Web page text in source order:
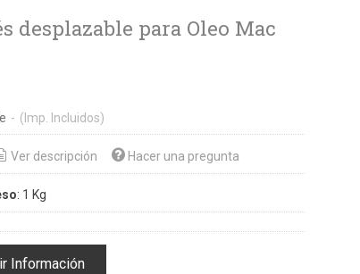
desplazable para Oleo Mac
- (Imp. Incluidos)
Ver descripción Hacer una pregunta
: 1 Kg
Información